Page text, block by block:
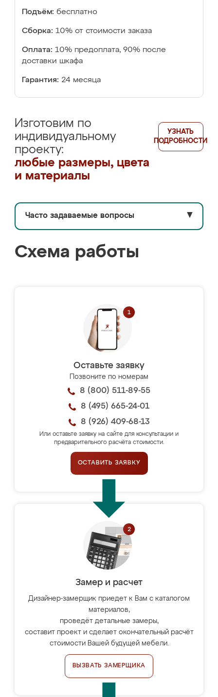
Подъём: бесплатно
Сборка: 10% от стоимости заказа
Оплата: 10% предоплата, 90% после
доставки шкафа
Гарантия: 24 месяца
Изготовим по
индивидуальному
проекту:
любые размеры, цвета
и материалы
УЗНАТЬ
ПОДРОБНОСТИ
Часто задаваемые вопросы ▼
Схема работы
Оставьте заявку
Позвоните по номерам
8 (800) 511-89-55
8 (495) 665-24-01
8 (926) 409-68-13
Или оставьте заявку на сайте для консультации и
предварительного расчёта стоимости.
ОСТАВИТЬ ЗАЯВКУ
Замер и расчет
Дизайнер-замерщик приедет к Вам с каталогом
материалов,
проведёт детальные замеры,
составит проект и сделает окончательный расчёт
стоимости Вашей будущей мебели.
ВЫЗВАТЬ ЗАМЕРЩИКА